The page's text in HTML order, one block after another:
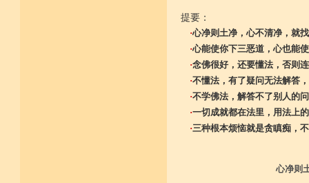
提要：
·心净则土净，心不清净，就
·心能使你下三恶道，心也能
·念佛很好，还要懂法，否则
·不懂法，有了疑问无法解答
·不学佛法，解答不了别人的
·一切成就都在法里，用法上
·三种根本烦恼就是贪瞋痴，
心净则